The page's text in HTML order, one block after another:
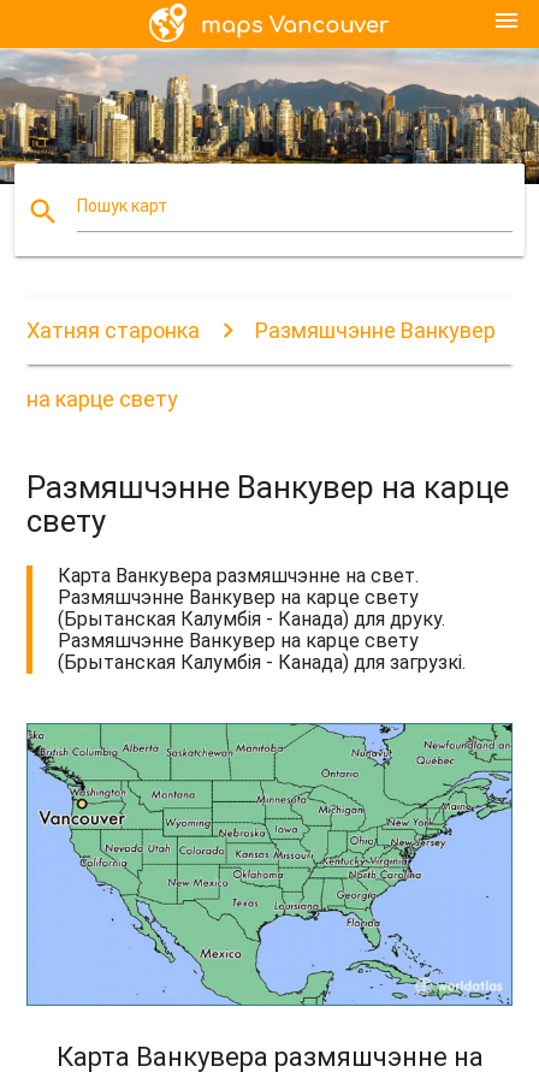
menu
search Пошук карт
Хатняя старонка Размяшчэнне Ванкувер
на карце свету
Размяшчэнне Ванкувер на карце
свету
Карта Ванкувера размяшчэнне на свет.
Размяшчэнне Ванкувер на карце свету
(Брытанская Калумбія - Канада) для друку.
Размяшчэнне Ванкувер на карце свету
(Брытанская Калумбія - Канада) для загрузкі.
Карта Ванкувера размяшчэнне на